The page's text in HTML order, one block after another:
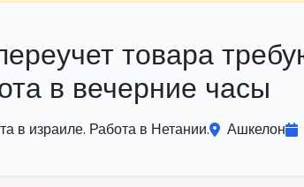
товара
в вечерние часы
в израиле. Работа в Нетании. Ашкелон